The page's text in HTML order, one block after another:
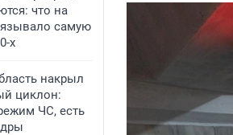
что на
самую
х
накрыл
циклон:
ЧС, есть